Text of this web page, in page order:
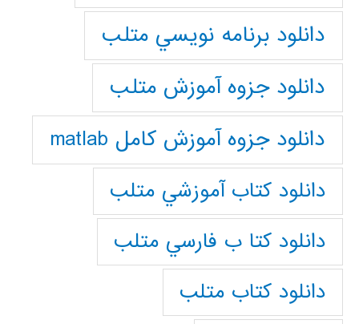
دانلود برنامه نويسي متلب
دانلود جزوه آموزش متلب
دانلود جزوه آموزش کامل matlab
دانلود كتاب آموزشي متلب
دانلود كتا ب فارسي متلب
دانلود كتاب متلب